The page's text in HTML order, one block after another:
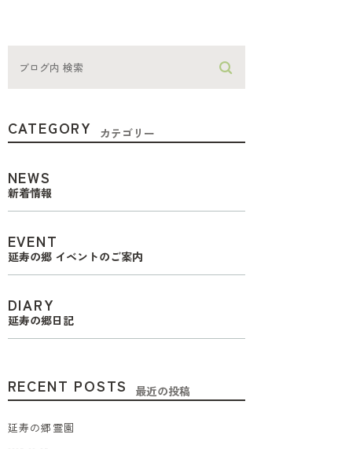
CATEGORY カテゴリー
NEWS
新着情報
EVENT
延寿の郷 イベントのご案内
DIARY
延寿の郷日記
RECENT POSTS 最近の投稿
延寿の郷霊園